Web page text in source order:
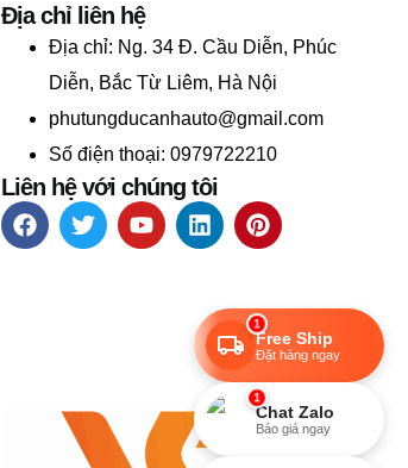
Địa chỉ liên hệ
Địa chỉ: Ng. 34 Đ. Cầu Diễn, Phúc
Diễn, Bắc Từ Liêm, Hà Nội
phutungducanhauto@gmail.com
Số điện thoại: 0979722210
Liên hệ với chúng tôi
1
Free Ship
Đặt hàng ngay
1
Chat Zalo
Báo giá ngay